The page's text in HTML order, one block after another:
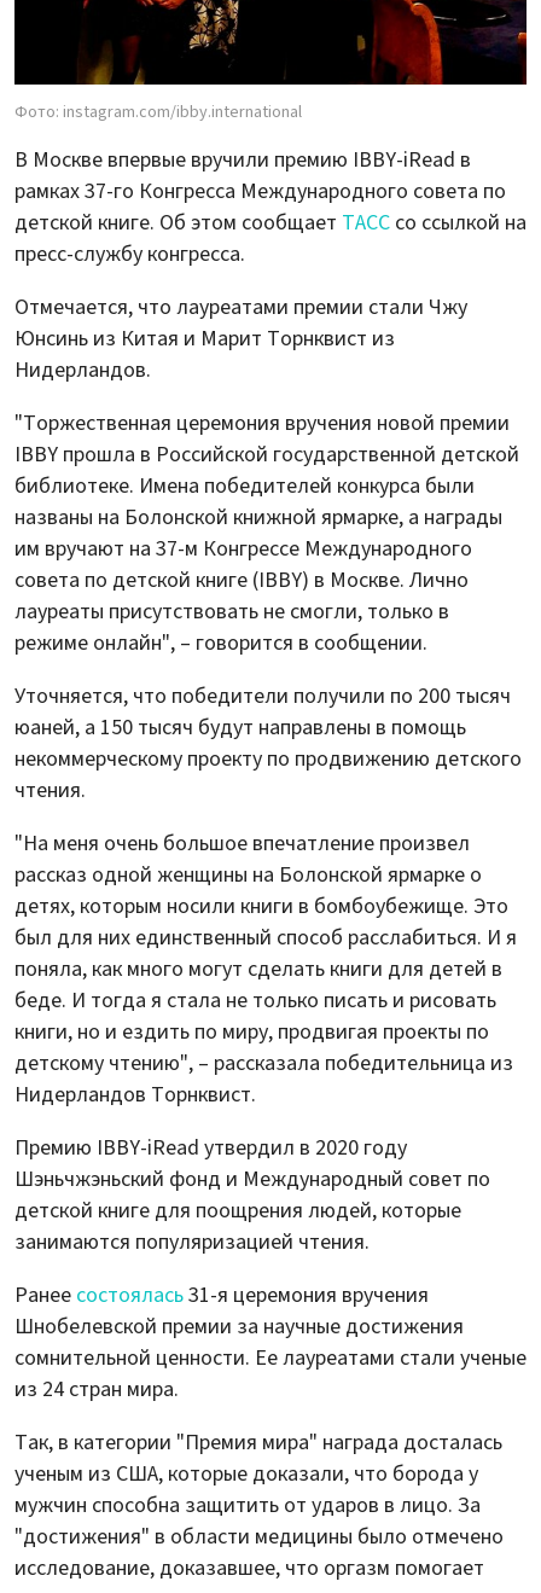
Фото: instagram.com/ibby.international
В Москве впервые вручили премию IBBY-iRead в
рамках 37-го Конгресса Международного совета по
детской книге. Об этом сообщает ТАСС со ссылкой на
пресс-службу конгресса.
Отмечается, что лауреатами премии стали Чжу
Юнсинь из Китая и Марит Торнквист из
Нидерландов.
"Торжественная церемония вручения новой премии
IBBY прошла в Российской государственной детской
библиотеке. Имена победителей конкурса были
названы на Болонской книжной ярмарке, а награды
им вручают на 37-м Конгрессе Международного
совета по детской книге (IBBY) в Москве. Лично
лауреаты присутствовать не смогли, только в
режиме онлайн", – говорится в сообщении.
Уточняется, что победители получили по 200 тысяч
юаней, а 150 тысяч будут направлены в помощь
некоммерческому проекту по продвижению детского
чтения.
"На меня очень большое впечатление произвел
рассказ одной женщины на Болонской ярмарке о
детях, которым носили книги в бомбоубежище. Это
был для них единственный способ расслабиться. И я
поняла, как много могут сделать книги для детей в
беде. И тогда я стала не только писать и рисовать
книги, но и ездить по миру, продвигая проекты по
детскому чтению", – рассказала победительница из
Нидерландов Торнквист.
Премию IBBY-iRead утвердил в 2020 году
Шэньчжэньский фонд и Международный совет по
детской книге для поощрения людей, которые
занимаются популяризацией чтения.
Ранее состоялась31-я церемония вручения
Шнобелевской премии за научные достижения
сомнительной ценности. Ее лауреатами стали ученые
из 24 стран мира.
Так, в категории "Премия мира" награда досталась
ученым из США, которые доказали, что борода у
мужчин способна защитить от ударов в лицо. За
"достижения" в области медицины было отмечено
исследование, доказавшее, что оргазм помогает